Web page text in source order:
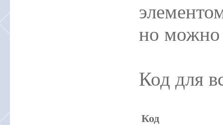
но можно
Код для
Код